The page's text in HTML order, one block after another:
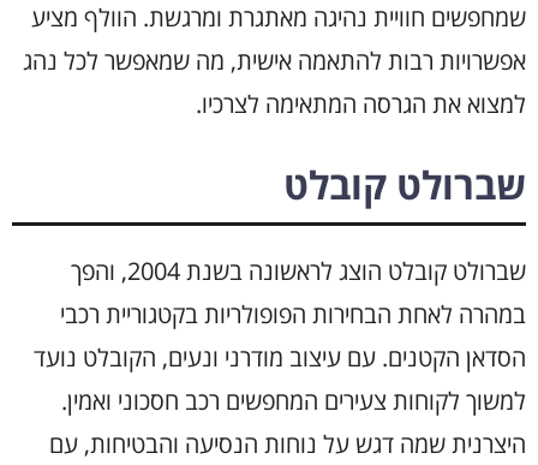
שמחפשים חוויית נהיגה מאתגרת ומרגשת. הוולף מציע
אפשרויות רבות להתאמה אישית, מה שמאפשר לכל נהג
למצוא את הגרסה המתאימה לצרכיו.
שברולט קובלט
שברולט קובלט הוצג לראשונה בשנת 2004, והפך
במהרה לאחת הבחירות הפופולריות בקטגוריית רכבי
הסדאן הקטנים. עם עיצוב מודרני ונעים, הקובלט נועד
למשוך לקוחות צעירים המחפשים רכב חסכוני ואמין.
היצרנית שמה דגש על נוחות הנסיעה והבטיחות, עם